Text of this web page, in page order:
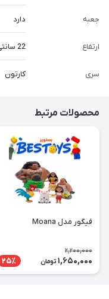
جعبه دارد
ارتفاع 22 سانتی متر
سری کارتون
محصولات مرتبط
فیگور مدل Moana
2,200,000
1,650,000 تومان 25٪